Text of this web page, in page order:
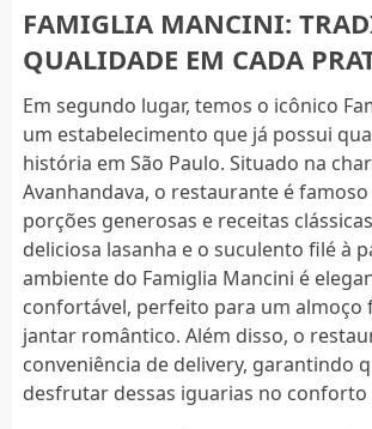
FAMIGLIA MANCINI:
QUALIDADE EM CADA
Em segundo lugar, temos o icônico
um estabelecimento que já possui
história em São Paulo. Situado na
Avanhandava, o restaurante é
porções generosas e receitas
deliciosa lasanha e o suculento filé à
ambiente do Famiglia Mancini é
confortável, perfeito para um almoço
jantar romântico. Além disso, o
conveniência de delivery, garantindo
desfrutar dessas iguarias no conforto